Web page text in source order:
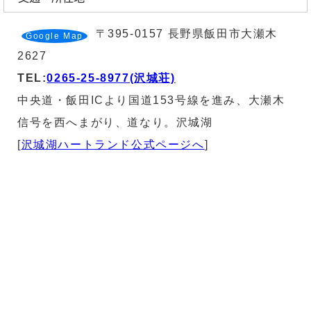
Google Map
〒395-0157 長野県飯田市大瀬木
2627
TEL:0265-25-8977(沢城荘)
中央道・飯田ICより国道153号線を進み、大瀬木
信号を西へまがり、道なり。沢城湖
[沢城湖ハートランド公式ページへ]